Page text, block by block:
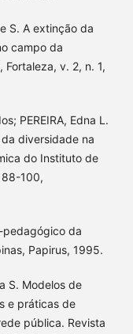
S. A extinção da
campo da
Fortaleza, v. 2, n. 1,
PEREIRA, Edna L.
diversidade na
do Instituto de
88-100,
pedagógico da
Papirus, 1995.
S. Modelos de
e práticas de
pública. Revista